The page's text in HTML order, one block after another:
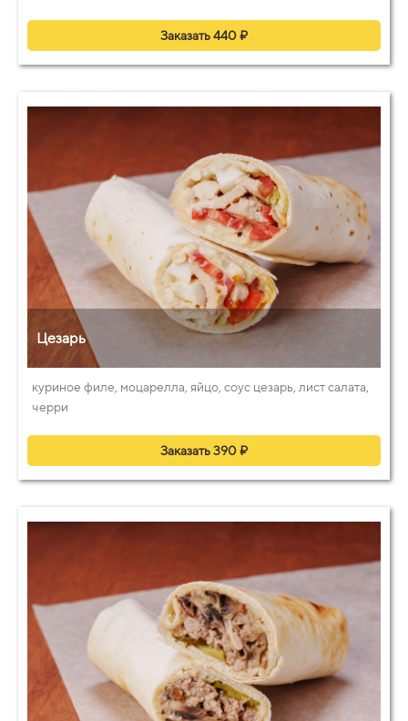
Заказать 440 ₽
Цезарь
куриное филе, моцарелла, яйцо, соус цезарь, лист салата,
черри
Заказать 390 ₽